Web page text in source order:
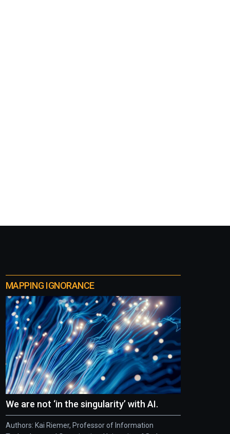
MAPPING IGNORANCE
We are not ‘in the singularity’ with AI.
Authors: Kai Riemer, Professor of Information